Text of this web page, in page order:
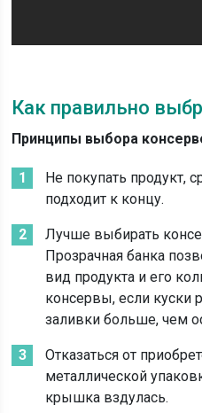
Как правильно
Принципы выбора
Не покупать продукт,
подходит к концу.
Лучше выбирать
Прозрачная банка
вид продукта и его
консервы, если куски
заливки больше, чем
Отказаться от
металлической
крышка вздулась.